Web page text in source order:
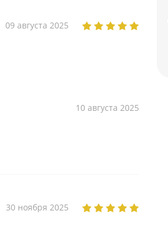
09 августа 2025
10 августа 2025
30 ноября 2025